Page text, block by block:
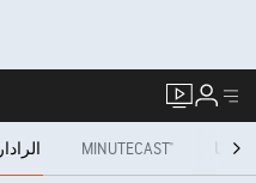
الرادار MINUTECAST® شهريًا